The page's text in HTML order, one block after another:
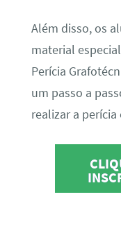
Além disso, os
material
Perícia
um passo a
realizar a